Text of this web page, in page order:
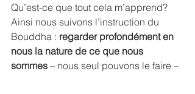
Qu’est-ce que tout cela m’apprend?
Ainsi nous suivons l’instruction du
Bouddha : regarder profondément en
nous la nature de ce que nous
sommes – nous seul pouvons le faire –